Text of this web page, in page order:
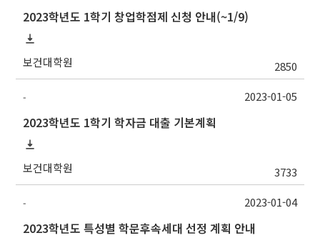
2023학년도 1학기 창업학점제 신청 안내(~1/9)
보건대학원 2850
-
2023학년도 1학기 학자금 대출 기본계획
보건대학원 3733
2023-01-05
-
2023학년도 특성별 학문후속세대 선정 계획 안내
2023-01-04